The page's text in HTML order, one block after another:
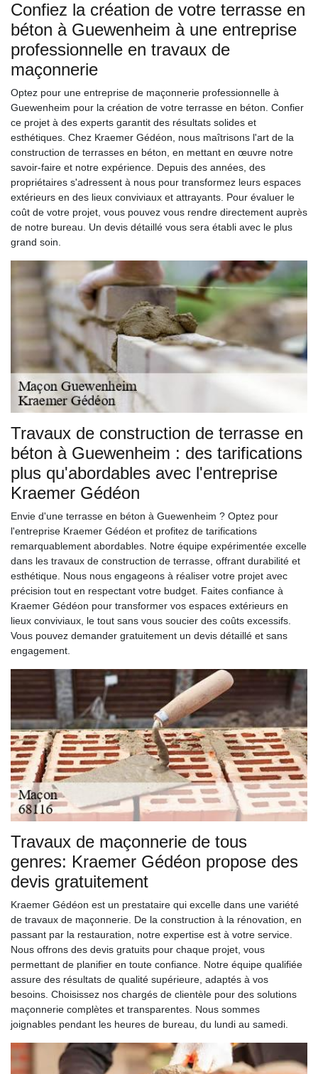
Confiez la création de votre terrasse en
béton à Guewenheim à une entreprise
professionnelle en travaux de
maçonnerie
Optez pour une entreprise de maçonnerie professionnelle à
Guewenheim pour la création de votre terrasse en béton. Confier
ce projet à des experts garantit des résultats solides et
esthétiques. Chez Kraemer Gédéon, nous maîtrisons l'art de la
construction de terrasses en béton, en mettant en œuvre notre
savoir-faire et notre expérience. Depuis des années, des
propriétaires s'adressent à nous pour transformez leurs espaces
extérieurs en des lieux conviviaux et attrayants. Pour évaluer le
coût de votre projet, vous pouvez vous rendre directement auprès
de notre bureau. Un devis détaillé vous sera établi avec le plus
grand soin.
Travaux de construction de terrasse en
béton à Guewenheim : des tarifications
plus qu'abordables avec l'entreprise
Kraemer Gédéon
Envie d'une terrasse en béton à Guewenheim ? Optez pour
l'entreprise Kraemer Gédéon et profitez de tarifications
remarquablement abordables. Notre équipe expérimentée excelle
dans les travaux de construction de terrasse, offrant durabilité et
esthétique. Nous nous engageons à réaliser votre projet avec
précision tout en respectant votre budget. Faites confiance à
Kraemer Gédéon pour transformer vos espaces extérieurs en
lieux conviviaux, le tout sans vous soucier des coûts excessifs.
Vous pouvez demander gratuitement un devis détaillé et sans
engagement.
Travaux de maçonnerie de tous
genres: Kraemer Gédéon propose des
devis gratuitement
Kraemer Gédéon est un prestataire qui excelle dans une variété
de travaux de maçonnerie. De la construction à la rénovation, en
passant par la restauration, notre expertise est à votre service.
Nous offrons des devis gratuits pour chaque projet, vous
permettant de planifier en toute confiance. Notre équipe qualifiée
assure des résultats de qualité supérieure, adaptés à vos
besoins. Choisissez nos chargés de clientèle pour des solutions
maçonnerie complètes et transparentes. Nous sommes
joignables pendant les heures de bureau, du lundi au samedi.